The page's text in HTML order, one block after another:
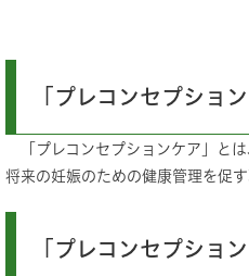
「プレコンセプショ
「プレコンセプションケア」と
将来の妊娠のための健康管理を促す
「プレコンセプショ